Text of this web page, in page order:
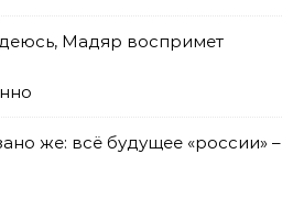
Мадяр воспримет
же: всё будущее «россии» –